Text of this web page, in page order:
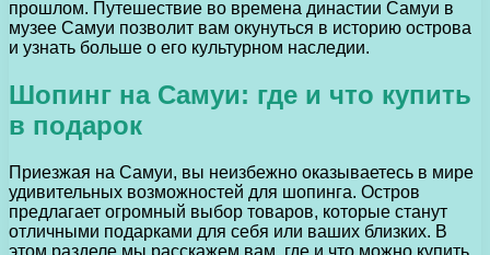
прошлом. Путешествие во времена династии Самуи в
музее Самуи позволит вам окунуться в историю острова
и узнать больше о его культурном наследии.
Шопинг на Самуи: где и что купить
в подарок
Приезжая на Самуи, вы неизбежно оказываетесь в мире
удивительных возможностей для шопинга. Остров
предлагает огромный выбор товаров, которые станут
отличными подарками для себя или ваших близких. В
этом разделе мы расскажем вам, где и что можно купить